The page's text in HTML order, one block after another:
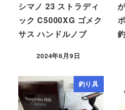
シマノ 23 ストラディ
ック C5000XG ゴメク
サス ハンドルノブ
2024年6月9日
釣り具